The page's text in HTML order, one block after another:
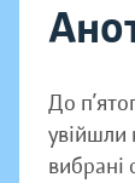
До
увійшли
вибрані